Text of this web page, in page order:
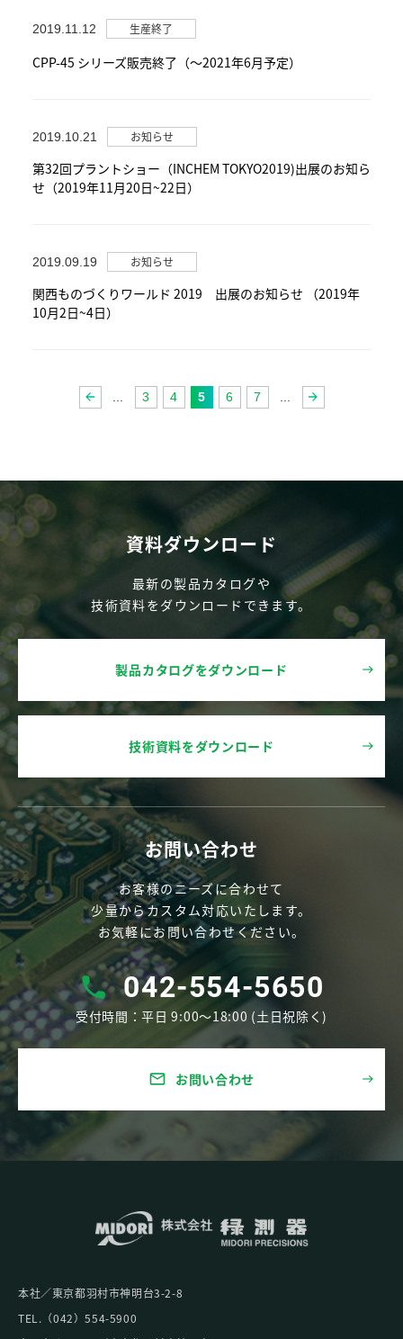
2019.11.12 生産終了
CPP-45 シリーズ販売終了（～2021年6月予定）
2019.10.21 お知らせ
第32回プラントショー（INCHEM TOKYO2019)出展のお知ら
せ（2019年11月20日~22日）
2019.09.19 お知らせ
関西ものづくりワールド 2019 出展のお知らせ （2019年
10月2日~4日）
3 4 5 6 7
資料ダウンロード
最新の製品カタログや
技術資料をダウンロードできます。
製品カタログをダウンロード
技術資料をダウンロード
お問い合わせ
お客様のニーズに合わせて
少量からカスタム対応いたします。
お気軽にお問い合わせください。
042-554-5650
受付時間：平⽇ 9:00〜18:00 (⼟⽇祝除く)
mail お問い合わせ
本社／東京都⽻村市神明台3-2-8
TEL.（042）554-5900